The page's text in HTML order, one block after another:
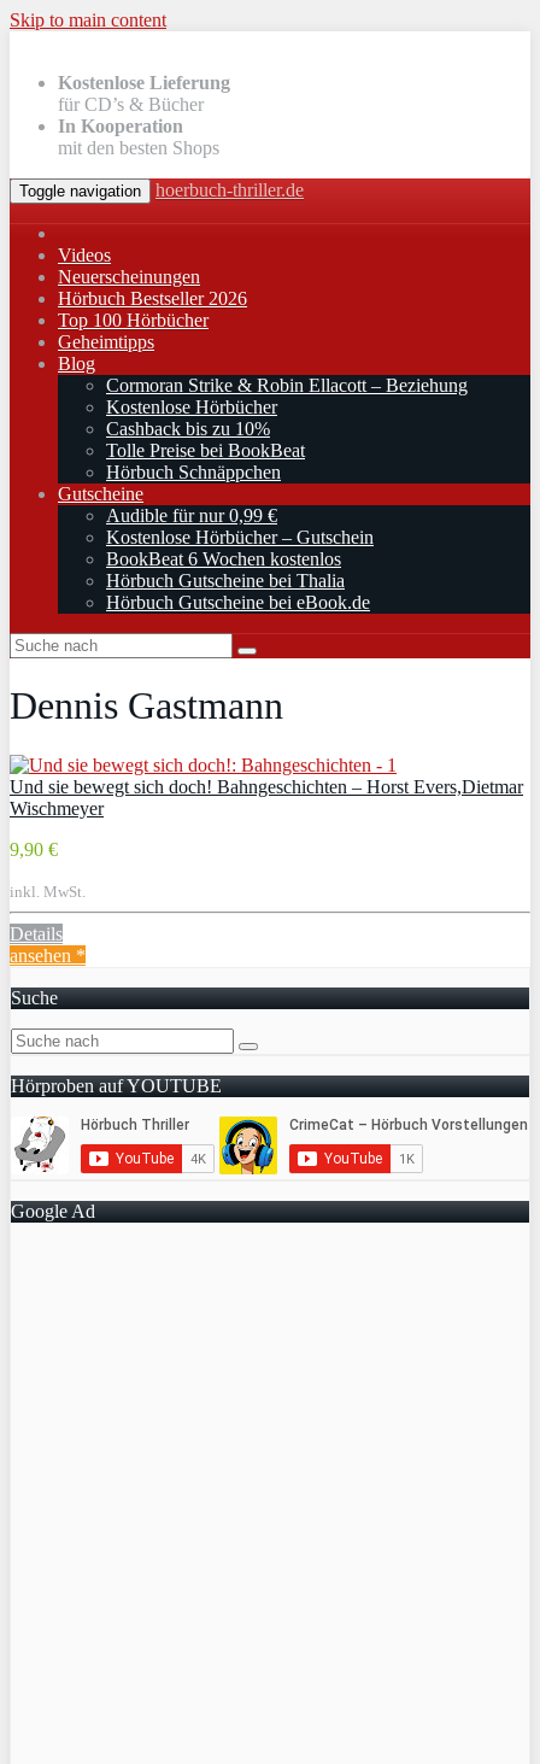
Skip to main content
Kostenlose Lieferung
für CD’s & Bücher
In Kooperation
mit den besten Shops
Toggle navigation hoerbuch-thriller.de
Videos
Neuerscheinungen
Hörbuch Bestseller 2026
Top 100 Hörbücher
Geheimtipps
Blog
Cormoran Strike & Robin Ellacott – Beziehung
Kostenlose Hörbücher
Cashback bis zu 10%
Tolle Preise bei BookBeat
Hörbuch Schnäppchen
Gutscheine
Audible für nur 0,99 €
Kostenlose Hörbücher – Gutschein
BookBeat 6 Wochen kostenlos
Hörbuch Gutscheine bei Thalia
Hörbuch Gutscheine bei eBook.de
Dennis Gastmann
Und sie bewegt sich doch! Bahngeschichten – Horst Evers,Dietmar
Wischmeyer
9,90 €
inkl. MwSt.
Details
ansehen *
Suche
Hörproben auf YOUTUBE
Google Ad